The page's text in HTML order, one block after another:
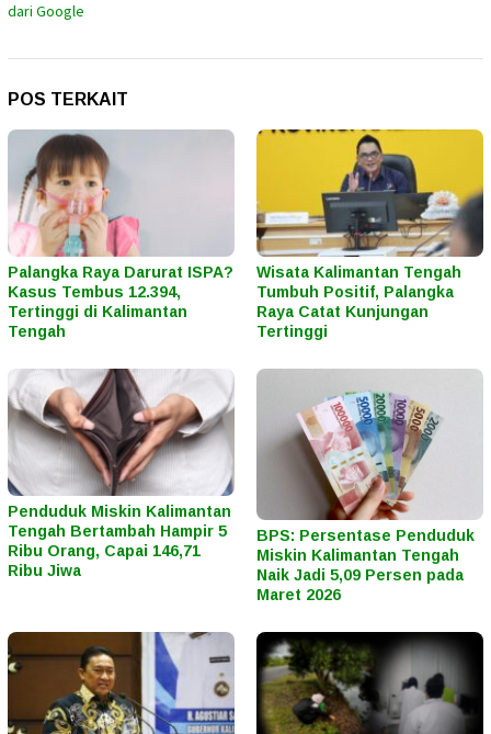
dari Google
POS TERKAIT
Palangka Raya Darurat ISPA?
Kasus Tembus 12.394,
Tertinggi di Kalimantan
Tengah
Wisata Kalimantan Tengah
Tumbuh Positif, Palangka
Raya Catat Kunjungan
Tertinggi
Penduduk Miskin Kalimantan
Tengah Bertambah Hampir 5
Ribu Orang, Capai 146,71
Ribu Jiwa
BPS: Persentase Penduduk
Miskin Kalimantan Tengah
Naik Jadi 5,09 Persen pada
Maret 2026